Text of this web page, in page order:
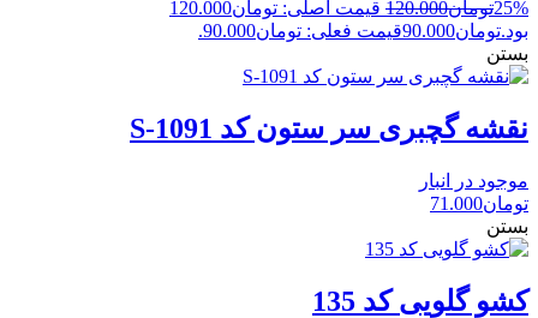
25%تومان120.000
قیمت اصلی: تومان120.000
بود.تومان90.000قیمت فعلی: تومان90.000.
بستن
نقشه گچبری سر ستون کد S-1091
موجود در انبار
تومان71.000
بستن
کشو گلویی کد 135